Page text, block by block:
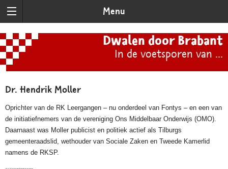
Menu
Dwalen door Brabant
In de voetsporen van ...
Dr. Hendrik Moller
Oprichter van de RK Leergangen – nu onderdeel van Fontys – en een van
de initiatiefnemers van de vereniging Ons Middelbaar Onderwijs (OMO).
Daarnaast was Moller publicist en politiek actief als Tilburgs
gemeenteraadslid, wethouder van Sociale Zaken en Tweede Kamerlid
namens de RKSP.